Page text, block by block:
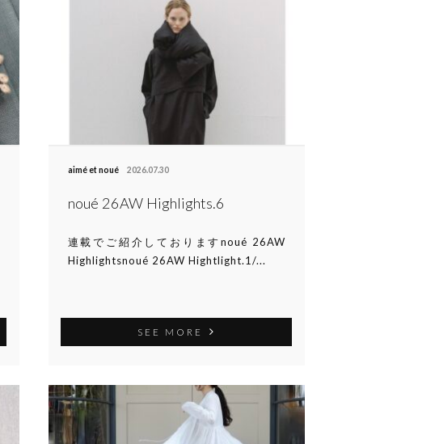
aimé et noué 2026.07.30
noué 26AW Highlights.6
連載でご紹介しておりますnoué 26AW
Highlightsnoué 26AW Hightlight.1/...
SEE MORE